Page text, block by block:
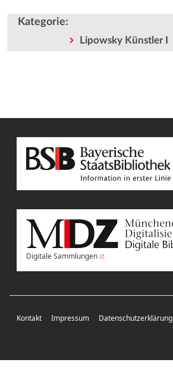
Kategorie:
Lipowsky Künstler I
Digitale Sammlungen
Kontakt Impressum Datenschutzerklärung